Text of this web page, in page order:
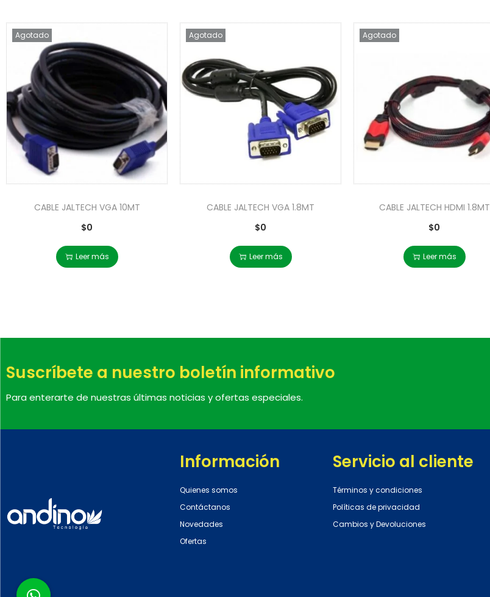
Agotado
CABLE JALTECH VGA 10MT
$0
Leer más
Agotado
CABLE JALTECH VGA 1.8MT
$0
Leer más
Agotado
CABLE JALTECH HDMI 1.8MT
$0
Leer más
Suscríbete a nuestro boletín informativo
Para enterarte de nuestras últimas noticias y ofertas especiales.
Información
Quienes somos
Contáctanos
Novedades
Ofertas
Servicio al cliente
Términos y condiciones
Políticas de privacidad
Cambios y Devoluciones